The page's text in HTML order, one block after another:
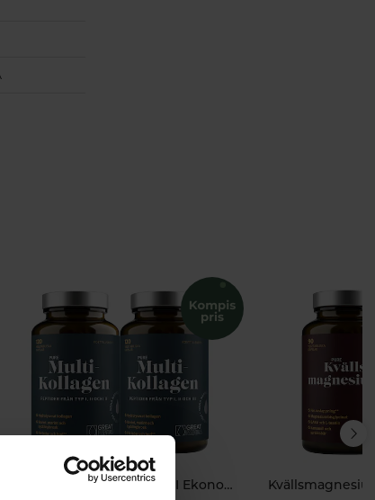
Multi Kollagenpeptider I II III Ekonomipack 2x120k